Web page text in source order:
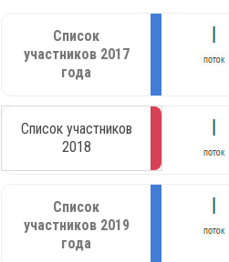
Список
участников 2017
года
Список участников
2018
Список
участников 2019
года